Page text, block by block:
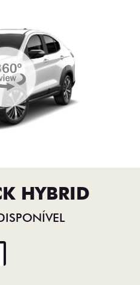
HYBRID